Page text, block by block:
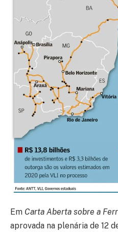
Em Carta Aberta sobre a
aprovada na plenária de 12